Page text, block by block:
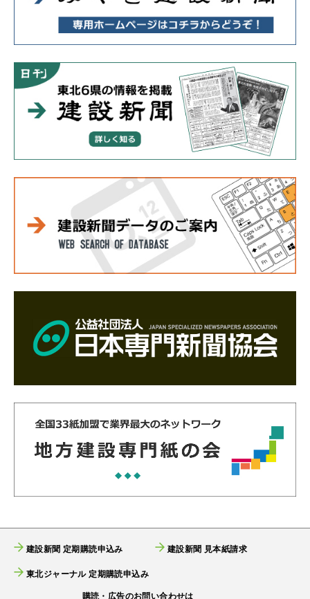
建設新聞 定期購読申込み 建設新聞 見本紙請求
東北ジャーナル 定期購読申込み
購読・広告のお問い合わせは